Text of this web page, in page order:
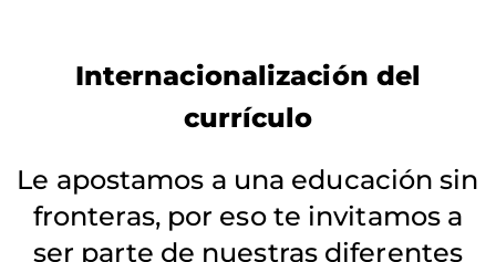
Internacionalización del
currículo
Le apostamos a una educación sin
fronteras, por eso te invitamos a
ser parte de nuestras diferentes